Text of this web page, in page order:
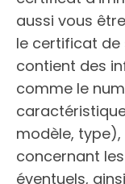
aussi vous
le certificat
contient des
comme le
modèle,
concernant
éventuels,